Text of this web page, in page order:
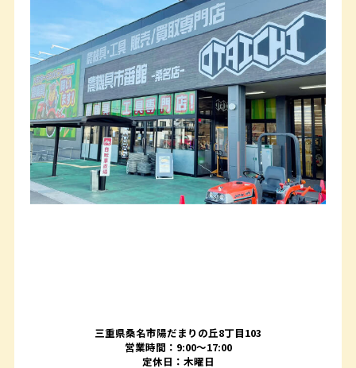
三重県桑名市陽だまりの丘8丁目103
営業時間：9:00〜17:00
定休日：木曜日